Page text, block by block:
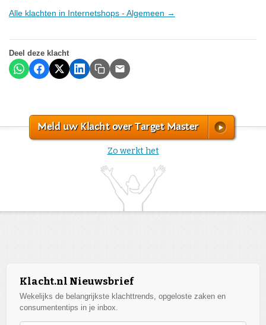
Alle klachten in Internetshops - Algemeen →
Deel deze klacht
Meld uw Klacht over Target Master
Zo werkt het
Klacht.nl Nieuwsbrief
Wekelijks de belangrijkste klachttrends, opgeloste zaken en
consumententips in je inbox.